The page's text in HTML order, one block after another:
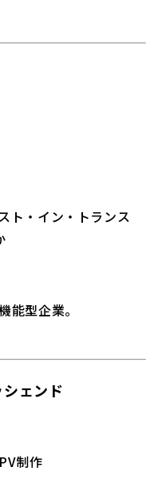
ト・イン・トランス
能型企業。
ェンド
制作